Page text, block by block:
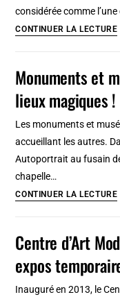
considérée comme l’une
CONTINUER LA LECTURE
Monuments et
lieux magiques !
Les monuments et
accueillant les autres.
Autoportrait au fusain
chapelle…
CONTINUER LA LECTURE
Centre d’Art
expos
Inauguré en 2013, le